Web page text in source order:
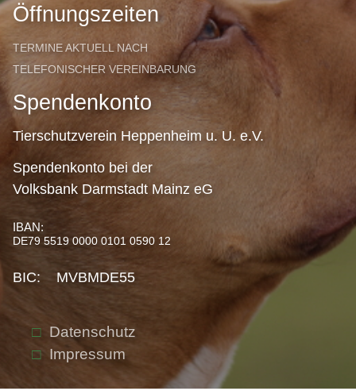
Öffnungszeiten
TERMINE AKTUELL NACH
TELEFONISCHER VEREINBARUNG
Spendenkonto
Tierschutzverein Heppenheim u. U. e.V.
Spendenkonto bei der
Volksbank Darmstadt Mainz eG
IBAN:
DE79 5519 0000 0101 0590 12
BIC: MVBMDE55
Datenschutz
Impressum